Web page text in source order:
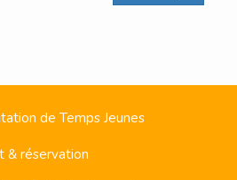
de Temps Jeunes
& réservation